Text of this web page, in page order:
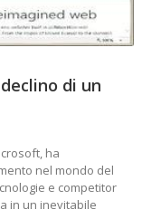
di un
ha
nel mondo del
e competitor
in un inevitabile